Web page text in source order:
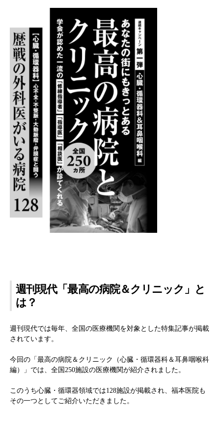
週刊現代「最高の病院＆クリニック」と
は？
週刊現代では毎年、全国の医療機関を対象とした特集記事が掲載
されています。
今回の「最高の病院＆クリニック（心臓・循環器科＆耳鼻咽喉科
編）」では、全国250施設の医療機関が紹介されました。
このうち心臓・循環器領域では128施設が掲載され、福本医院も
その一つとしてご紹介いただきました。